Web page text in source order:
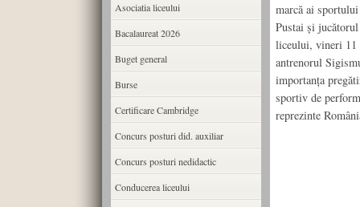
marcă ai
Pustai şi
liceului, vineri 11
antrenorul
importanţa
sportiv de
reprezinte
Asociatia liceului
Bacalaureat 2026
Buget general
Burse
Certificare Cambridge
Concurs posturi did. auxiliar
Concurs posturi nedidactic
Conducerea liceului